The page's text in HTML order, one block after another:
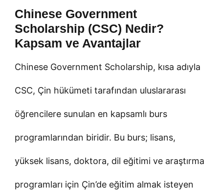
Chinese Government
Scholarship (CSC) Nedir?
Kapsam ve Avantajlar
Chinese Government Scholarship, kısa adıyla
CSC, Çin hükümeti tarafından uluslararası
öğrencilere sunulan en kapsamlı burs
programlarından biridir. Bu burs; lisans,
yüksek lisans, doktora, dil eğitimi ve araştırma
programları için Çin’de eğitim almak isteyen